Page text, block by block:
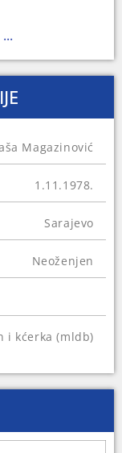
vijeću
u Skupštini
je
prvo
BiH 2010., i
dio kuće u
Ilidži.
Magazinović
1.11.1978.
Sarajevo
Neoženjen
i kćerka (mldb)